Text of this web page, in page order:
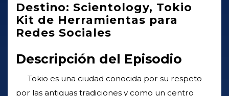
Destino: Scientology, Tokio
Kit de Herramientas para
Redes Sociales
Descripción del Episodio
Tokio es una ciudad conocida por su respeto
por las antiguas tradiciones y como un centro